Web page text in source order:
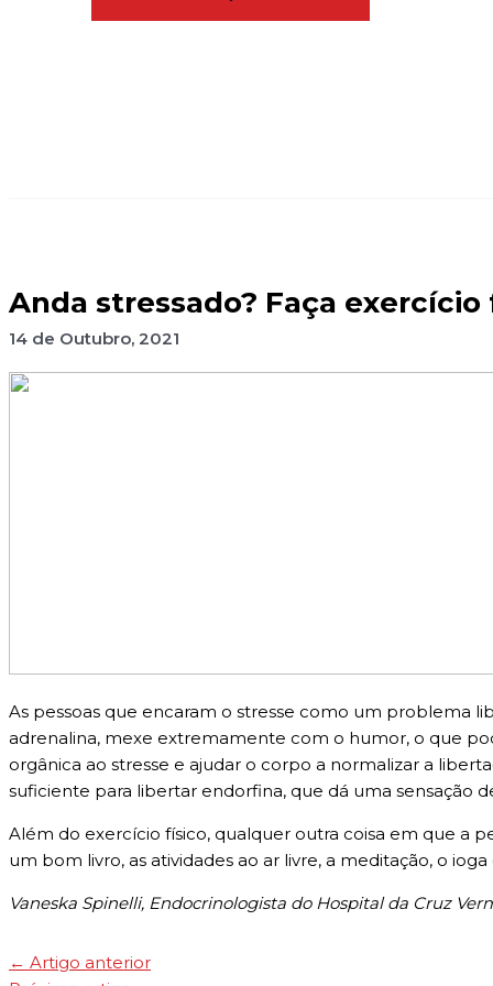
Anda stressado? Faça exercício
14 de Outubro, 2021
As pessoas que encaram o stresse como um problema
adrenalina, mexe extremamente com o humor, o que
orgânica ao stresse e ajudar o corpo a normalizar a
suficiente para libertar endorfina, que dá uma sensação
Além do exercício físico, qualquer outra coisa em que a
um bom livro, as atividades ao ar livre, a meditação, o
Vaneska Spinelli, Endocrinologista do Hospital da Cruz
← Artigo anterior